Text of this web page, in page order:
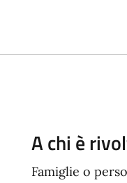
A chi è
Famiglie o